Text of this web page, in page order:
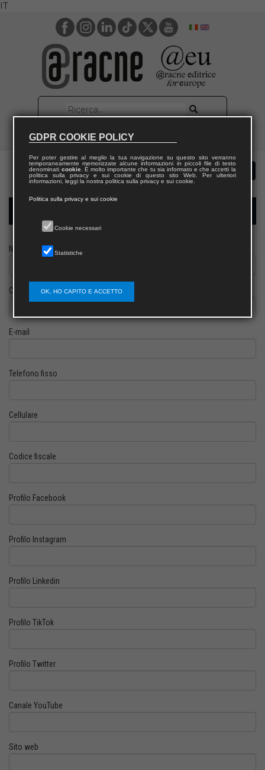
IT
Nome
Cognome
E-mail
Telefono fisso
Cellulare
Codice fiscale
Profilo Facebook
Profilo Instagram
Profilo Linkedin
Profilo TikTok
Profilo Twitter
Canale YouTube
Sito web
GDPR COOKIE POLICY
Per poter gestire al meglio la tua navigazione su questo sito verranno
temporaneamente memorizzate alcune informazioni in piccoli file di testo
denominati cookie. È molto importante che tu sia informato e che accetti la
politica sulla privacy e sui cookie di questo sito Web. Per ulteriori
informazioni, leggi la nostra politica sulla privacy e sui cookie.
Politica sulla privacy e sui cookie
Cookie necessari
Statistiche
OK, HO CAPITO E ACCETTO